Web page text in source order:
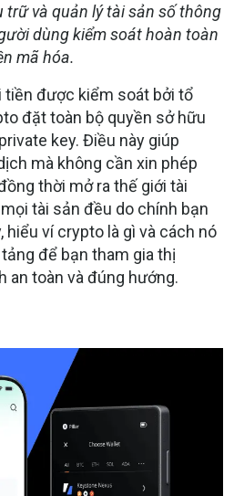
trữ và quản lý tài sản số thông
dùng kiểm soát hoàn toàn
mã hóa.
tiền được kiểm soát bởi tổ
đặt toàn bộ quyền sở hữu
key. Điều này giúp
mà không cần xin phép
thời mở ra thế giới tài
tài sản đều do chính bạn
hiểu ví crypto là gì và cách nó
để bạn tham gia thị
toàn và đúng hướng.